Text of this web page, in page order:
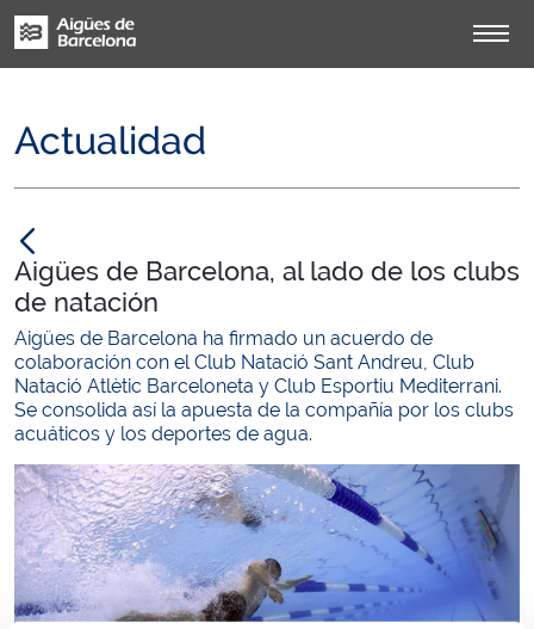
Actualidad
Aigües de Barcelona, al lado de los clubs
de natación
Aigües de Barcelona ha firmado un acuerdo de
colaboración con el Club Natació Sant Andreu, Club
Natació Atlètic Barceloneta y Club Esportiu Mediterrani.
Se consolida así la apuesta de la compañía por los clubs
acuáticos y los deportes de agua.